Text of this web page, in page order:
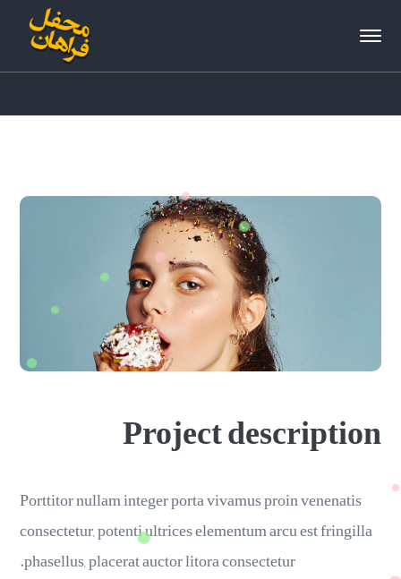
Project description
Porttitor nullam integer porta vivamus proin venenatis
consectetur, potenti ultrices elementum arcu est fringilla
phasellus, placerat auctor litora consectetur.